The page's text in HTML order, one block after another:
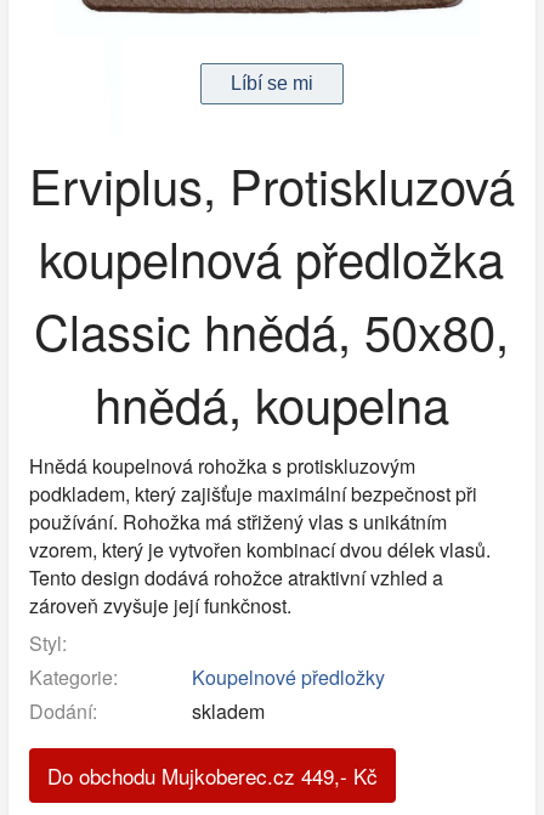
Erviplus, Protiskluzová
koupelnová předložka
Classic hnědá, 50x80,
hnědá, koupelna
Hnědá koupelnová rohožka s protiskluzovým
podkladem, který zajišťuje maximální bezpečnost při
používání. Rohožka má střižený vlas s unikátním
vzorem, který je vytvořen kombinací dvou délek vlasů.
Tento design dodává rohožce atraktivní vzhled a
zároveň zvyšuje její funkčnost.
Styl:
Kategorie:
Koupelnové předložky
Dodání:
skladem
Do obchodu Mujkoberec.cz 449,- Kč